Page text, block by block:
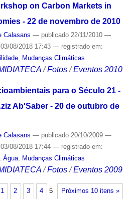
on Carbon Markets in
- 22 de novembro de 2010
Calasans — publicado22/11/2010 —
08/2018 17:43 — registrado em:
, Mudanças Climáticas
/Fotos /Eventos 2010
para o Século 21 -
Ab'Saber - 20 de outubro de
Calasans — publicado20/10/2009 —
08/2018 17:44 — registrado em:
Água, Mudanças Climáticas
/Fotos /Eventos 2009
Próximos 10 itens »
1 2 3 4 5